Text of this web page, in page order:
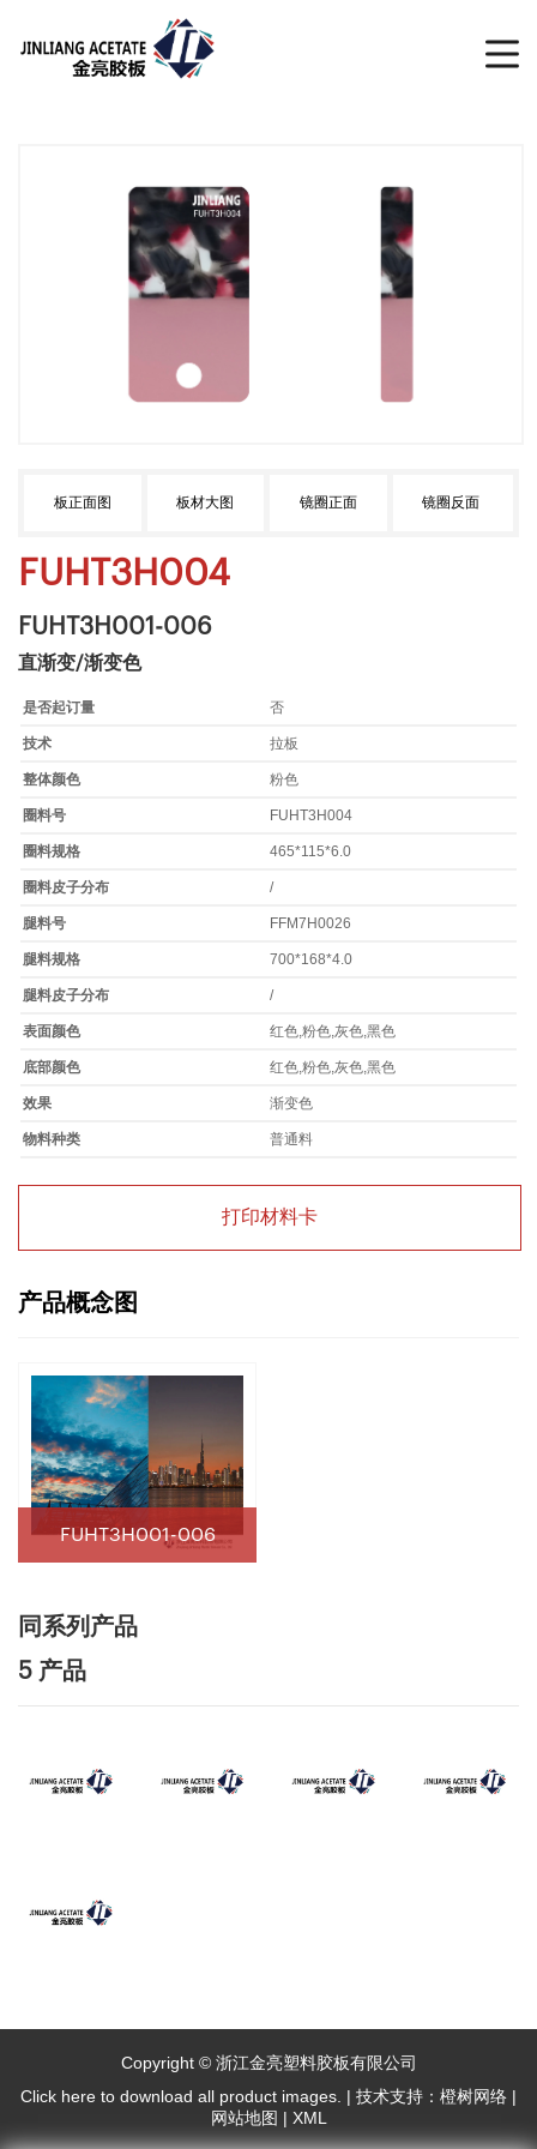
板正面图 板材大图 镜圈正面 镜圈反面
FUHT3H004
FUHT3H001-006
直渐变/渐变色
是否起订量 否
技术 拉板
整体颜色 粉色
圈料号 FUHT3H004
圈料规格 465*115*6.0
圈料皮子分布 /
腿料号 FFM7H0026
腿料规格 700*168*4.0
腿料皮子分布 /
表面颜色 红色,粉色,灰色,黑色
底部颜色 红色,粉色,灰色,黑色
效果 渐变色
物料种类 普通料
打印材料卡
产品概念图
FUHT3H001-006
同系列产品
5 产品
Copyright © 浙江金亮塑料胶板有限公司
Click here to download all product images. | 技术支持：橙树网络 |
网站地图 | XML